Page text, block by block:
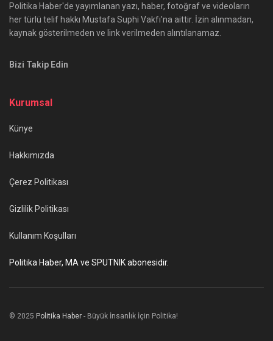
Politika Haber'de yayımlanan yazı, haber, fotoğraf ve videoların
her türlü telif hakkı Mustafa Suphi Vakfı'na aittir. İzin alınmadan,
kaynak gösterilmeden ve link verilmeden alıntılanamaz.
Bizi Takip Edin
Kurumsal
Künye
Hakkımızda
Çerez Politikası
Gizlilik Politikası
Kullanım Koşulları
Politika Haber, MA ve SPUTNIK abonesidir.
© 2025 Politika Haber - Büyük İnsanlık İçin Politika!